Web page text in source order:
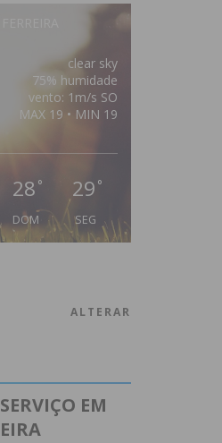
clear sky
75% humidade
vento: 1m/s SO
MAX 19 • MIN 19
28 °
DOM
29 °
SEG
ALTERAR
EM